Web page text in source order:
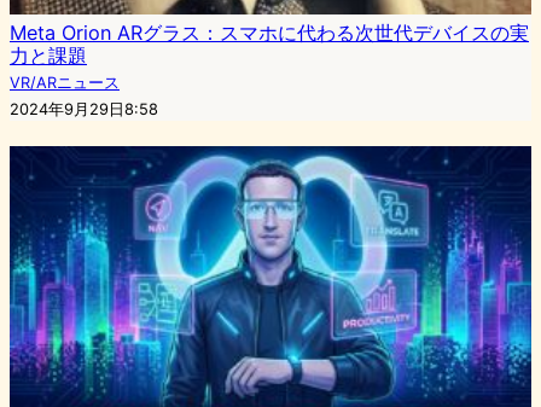
Meta Orion ARグラス：スマホに代わる次世代デバイスの実
力と課題
VR/ARニュース
2024年9月29日8:58